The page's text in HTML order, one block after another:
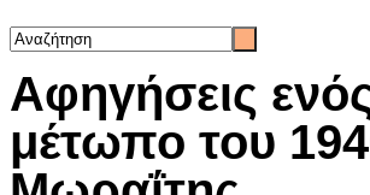
Αφηγήσεις
μέτωπο του